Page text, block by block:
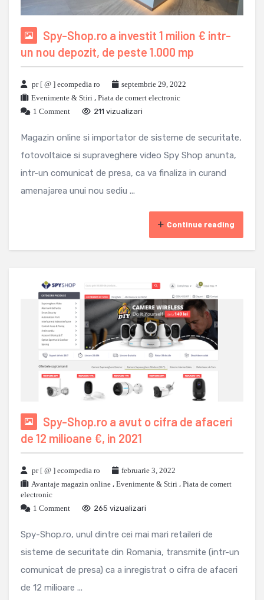
Spy-Shop.ro a investit 1 milion € intr-
un nou depozit, de peste 1.000 mp
pr [ @ ] ecompedia ro
septembrie 29, 2022
Evenimente & Stiri , Piata de comert electronic
1 Comment
211 vizualizari
Magazin online si importator de sisteme de securitate,
fotovoltaice si supraveghere video Spy Shop anunta,
intr-un comunicat de presa, ca va finaliza in curand
amenajarea unui nou sediu ...
Continue reading
Spy-Shop.ro a avut o cifra de afaceri
de 12 milioane €, in 2021
pr [ @ ] ecompedia ro
februarie 3, 2022
Avantaje magazin online , Evenimente & Stiri , Piata de comert
electronic
1 Comment
265 vizualizari
Spy-Shop.ro, unul dintre cei mai mari retaileri de
sisteme de securitate din Romania, transmite (intr-un
comunicat de presa) ca a inregistrat o cifra de afaceri
de 12 milioare ...